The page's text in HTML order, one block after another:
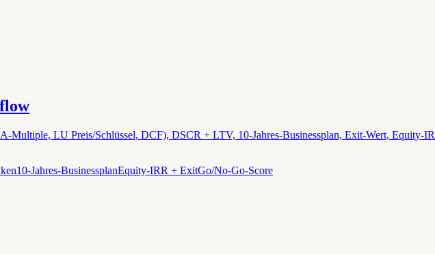
Multiple, LU Preis/Schlüssel, DCF), DSCR + LTV, 10-Jahres-Businessplan, Exit-Wert,
10-Jahres-BusinessplanEquity-IRR + ExitGo/No-Go-Score